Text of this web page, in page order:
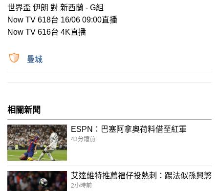
世界盃 伊朗 對 新西蘭 - G組
Now TV 618台 16/06 09:00直播
Now TV 616台 4K直播
曼城
相關新聞
ESPN：巴塞阿拿奧荷料借至紅軍
43分鐘前
艾達維特推薦福仔投熱刺：踢法似孫興慜
2小時前